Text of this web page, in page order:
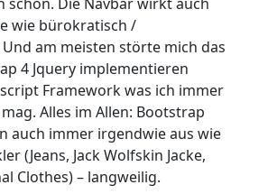
wie bürokratisch /
am meisten störte mich das
4 Jquery implementieren
Framework was ich immer
Alles im Allen: Bootstrap
auch immer irgendwie aus wie
(Jeans, Jack Wolfskin Jacke,
Clothes) – langweilig.